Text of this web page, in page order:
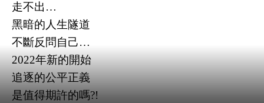
走不出 …
黑暗的人生隧道
不斷反問自己…
2022年新的開始
追逐的公平正義
是值得期許的嗎?!